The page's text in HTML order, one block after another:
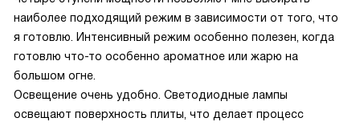
наиболее подходящий режим в зависимости от того, что
я готовлю. Интенсивный режим особенно полезен, когда
готовлю что-то особенно ароматное или жарю на
большом огне.
Освещение очень удобно. Светодиодные лампы
освещают поверхность плиты, что делает процесс